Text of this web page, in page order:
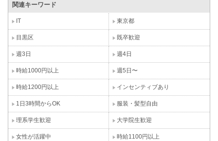
関連キーワード
IT 東京都
目黒区 既卒歓迎
週3日 週4日
時給1000円以上 週5日〜
時給1200円以上 インセンティブあり
1日3時間からOK 服装・髪型自由
理系学生歓迎 大学院生歓迎
女性が活躍中 時給1100円以上